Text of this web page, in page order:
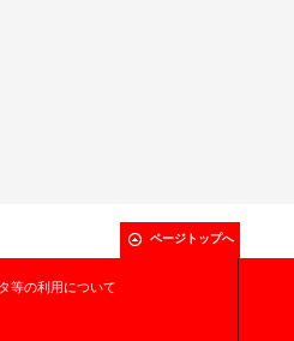
ページトップへ
等の利用について